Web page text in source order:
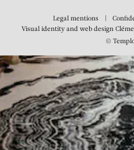
Legal mentions
Visual identity and web design
©